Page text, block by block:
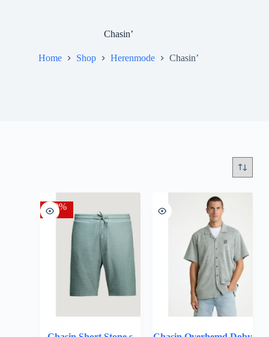
Chasin’
Home Shop Herenmode Chasin’
-30%